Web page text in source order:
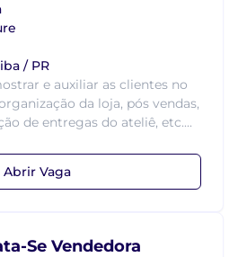
/ PR
e auxiliar as clientes no
da loja, pós vendas,
de entregas do ateliê, etc....
Abrir Vaga
Se Vendedora